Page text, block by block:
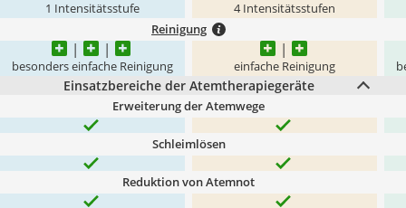
1 Intensitätsstufe 4 Intensitätsstufen
Reinigung
besonders einfache Reinigung einfache Reinigung
Einsatzbereiche der Atemtherapiegeräte
Erweiterung der Atemwege
Schleimlösen
Reduktion von Atemnot